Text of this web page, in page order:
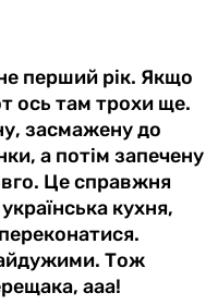
перший рік. Якщо
ось там трохи ще.
засмажену до
а потім запечену
Це справжня
кухня,
Тож
ааа!